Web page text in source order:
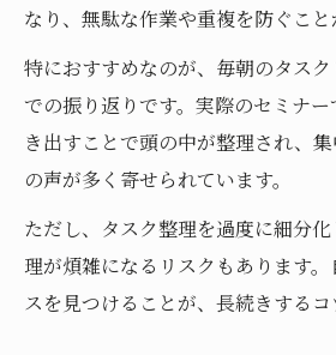
なり、無駄な作業や重複を防ぐこと
特におすすめなのが、毎朝のタス
での振り返りです。実際のセミナ
き出すことで頭の中が整理され、
の声が多く寄せられています。
ただし、タスク整理を過度に細分
理が煩雑になるリスクもあります
スを見つけることが、長続きするコ